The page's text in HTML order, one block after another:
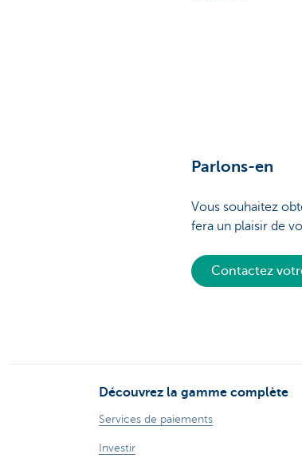
Parlons-en
Vous souhaitez
fera un plaisir de
Contactez
Découvrez la gamme complète
Services de paiements
Investir